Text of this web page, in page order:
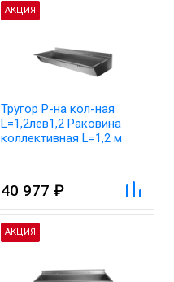
АКЦИЯ
Тругор Р-на кол-ная
L=1,2лев1,2 Раковина
коллективная L=1,2 м
40 977 ₽
АКЦИЯ